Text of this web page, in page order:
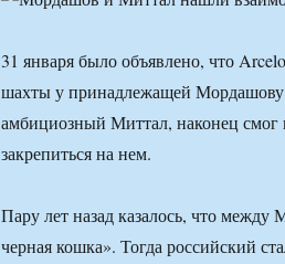
31 января было объявлено, что
шахты у принадлежащей Мордашову
амбициозный Миттал, наконец
закрепиться на нем.
Пару лет назад казалось, что
черная кошка». Тогда российский